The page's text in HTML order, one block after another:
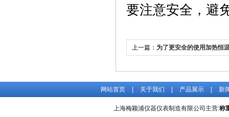
要注意安全，避
上一篇： 为了更安全的使用加热恒
网站首页 关于我们 产品展示 新
上海梅颖浦仪器仪表制造有限公司主营:称